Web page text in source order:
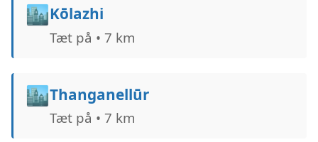
🏙️Kōlazhi
Tæt på • 7 km
🏙️Thanganellūr
Tæt på • 7 km